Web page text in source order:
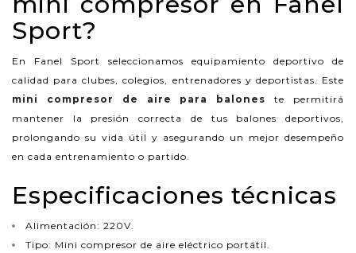
Sport?
En Fanel Sport seleccionamos equipamiento deportivo de
calidad para clubes, colegios, entrenadores y deportistas. Este
mini compresor de aire para balones te permitirá
mantener la presión correcta de tus balones deportivos,
prolongando su vida útil y asegurando un mejor desempeño
en cada entrenamiento o partido.
Especificaciones técnicas
Alimentación: 220V.
Tipo: Mini compresor de aire eléctrico portátil.